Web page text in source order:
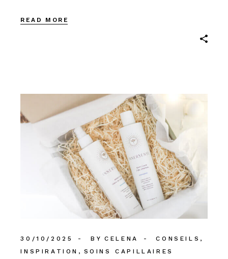
READ MORE
30/10/2025 BY CELENA
CONSEILS
INSPIRATION
SOINS CAPILLAIRES